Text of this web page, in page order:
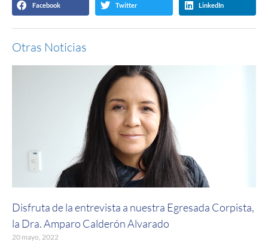
Facebook Twitter LinkedIn
Otras Noticias
Disfruta de la entrevista a nuestra Egresada Corpista,
la Dra. Amparo Calderón Alvarado
20 mayo, 2022